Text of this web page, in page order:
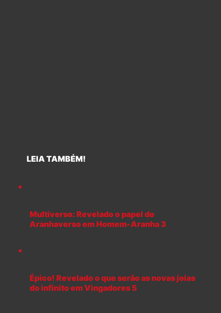
LEIA TAMBÉM!
Multiverso: Revelado o papel do
Aranhaverso em Homem-Aranha 3
Épico! Revelado o que serão as novas joias
do infinito em Vingadores 5